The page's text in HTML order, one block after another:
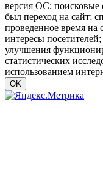
версия ОС; поисковые
был переход на сайт;
проведенное время на
интересы
улучшения
статистических
использованием
OK